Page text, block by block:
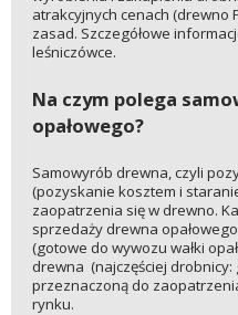
atrakcyjnych cenach (drewno
zasad. Szczegółowe
leśniczówce.
Na czym polega
opałowego?
Samowyrób drewna, czyli
(pozyskanie kosztem i
zaopatrzenia się w drewno.
sprzedaży drewna
(gotowe do wywozu wałki
drewna (najczęściej drobnicy:
przeznaczoną do
rynku.